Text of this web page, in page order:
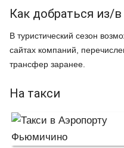
Как добраться из/
В туристический сезон
сайтах компаний,
трансфер заранее.
На такси